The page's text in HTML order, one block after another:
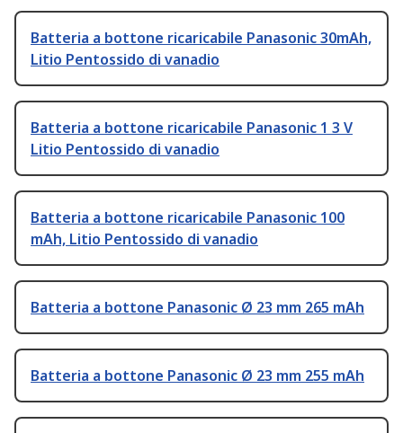
Batteria a bottone ricaricabile Panasonic 30mAh,
Litio Pentossido di vanadio
Batteria a bottone ricaricabile Panasonic 1 3 V
Litio Pentossido di vanadio
Batteria a bottone ricaricabile Panasonic 100
mAh, Litio Pentossido di vanadio
Batteria a bottone Panasonic Ø 23 mm 265 mAh
Batteria a bottone Panasonic Ø 23 mm 255 mAh